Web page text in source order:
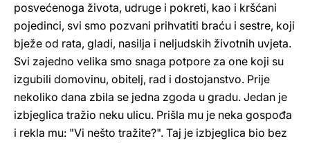
posvećenoga života, udruge i pokreti, kao i kršćani
pojedinci, svi smo pozvani prihvatiti braću i sestre, koji
bježe od rata, gladi, nasilja i neljudskih životnih uvjeta.
Svi zajedno velika smo snaga potpore za one koji su
izgubili domovinu, obitelj, rad i dostojanstvo. Prije
nekoliko dana zbila se jedna zgoda u gradu. Jedan je
izbjeglica tražio neku ulicu. Prišla mu je neka gospođa
i rekla mu: "Vi nešto tražite?". Taj je izbjeglica bio bez